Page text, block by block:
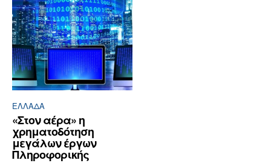
ΕΛΛΆΔΑ
«Στον αέρα» η
χρηματοδότηση
μεγάλων έργων
Πληροφορικής